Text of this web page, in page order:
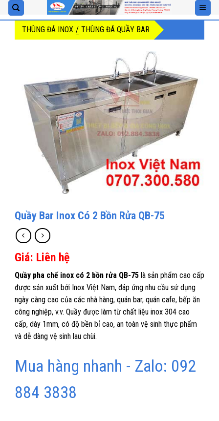
Skip
to
contentTHÙNG ĐÁ INOX / THÙNG ĐÁ QUẦY BAR
Quầy Bar Inox Có 2 Bồn Rửa QB-75
Giá: Liên hệ
Quầy pha chế inox có 2 bồn rửa QB-75 là sản phẩm cao cấp
được sản xuất bởi Inox Việt Nam, đáp ứng nhu cầu sử dụng
ngày càng cao của các nhà hàng, quán bar, quán cafe, bếp ăn
công nghiệp, v.v. Quầy được làm từ chất liệu inox 304 cao
cấp, dày 1mm, có độ bền bỉ cao, an toàn vệ sinh thực phẩm
và dễ dàng vệ sinh lau chùi.
Mua hàng nhanh - Zalo: 092
884 3838